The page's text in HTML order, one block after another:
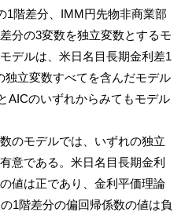
1階差分、IMM円先物非商業部
分の3変数を独立変数とするモ
デルは、米日名目長期金利差1
独立変数すべてを含んだモデル
AICのいずれからみてもモデル
のモデルでは、いずれの独立
意である。米日名目長期金利
値は正であり、金利平価理論
1階差分の偏回帰係数の値は負